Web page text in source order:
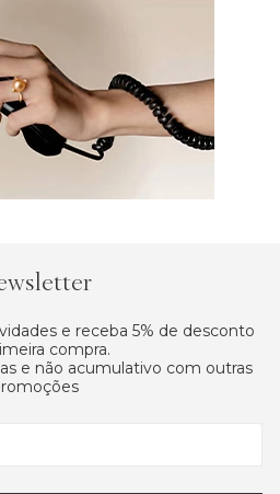
e receba 5% de desconto
compra.
e não acumulativo com outras